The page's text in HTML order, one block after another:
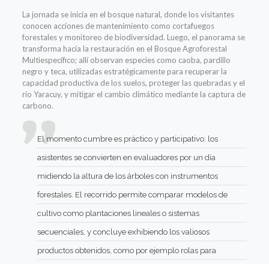
La jornada se inicia en el bosque natural, donde los visitantes
conocen acciones de mantenimiento como cortafuegos
forestales y monitoreo de biodiversidad. Luego, el panorama se
transforma hacia la restauración en el Bosque Agroforestal
Multiespecífico; allí observan especies como caoba, pardillo
negro y teca, utilizadas estratégicamente para recuperar la
capacidad productiva de los suelos, proteger las quebradas y el
río Yaracuy, y mitigar el cambio climático mediante la captura de
carbono.
El momento cumbre es práctico y participativo: los
asistentes se convierten en evaluadores por un día
midiendo la altura de los árboles con instrumentos
forestales. El recorrido permite comparar modelos de
cultivo como plantaciones lineales o sistemas
secuenciales, y concluye exhibiendo los valiosos
productos obtenidos, como por ejemplo rolas para